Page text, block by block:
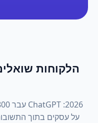
על עסקים בתוך